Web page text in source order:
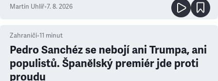
Martin Uhlíř•7. 8. 2026
Zahraničí•11 minut
Pedro Sanchéz se nebojí ani Trumpa, ani
populistů. Španělský premiér jde proti
proudu